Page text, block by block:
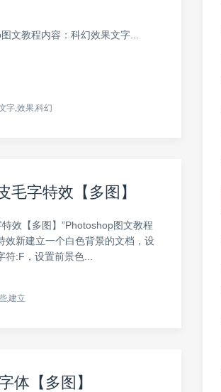
文教程内容：科幻效果文字...
字,效果,科幻
毛字特效【多图】
效【多图】”Photoshop图文教程
效新建立一个白色背景的文档，设
:F，设置前景色...
,建立
体【多图】